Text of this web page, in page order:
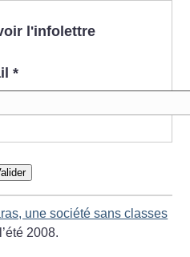
l'infolettre
*
une société sans classes
2008.